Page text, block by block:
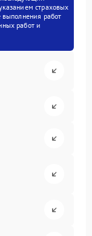
страховых
выполнения работ
работ и